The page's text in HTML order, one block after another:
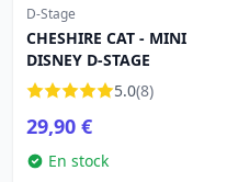
D-Stage
CHESHIRE CAT - MINI
DISNEY D-STAGE
5.0(8)
29,90 €
En stock